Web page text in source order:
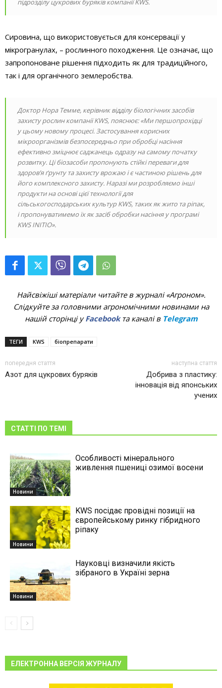
підрозділу цукрових буряків компанії KWS.
Сировина, що використовується для консервації у
мікрогранулах, – рослинного походження. Це означає, що
запропоноване рішення підходить як для традиційного,
так і для органічного землеробства.
Доктор Нора Темме, керівник відділу біологічних засобів
захисту рослин компанії KWS, пояснює: «Ми першопрохідці
у цьому новому процесі. Застосування корисних
мікроорганізмів безпосередньо при обробці насіння
ефективно зміцнює саджанець одразу на самому початку
розвитку. Ці біозасоби пропонують стійкі переваги для
здоров’я ґрунту та захисту врожаю і є частиною рішень для
його комплексного захисту. Наразі ми розробляємо інші
продукти на основі цієї технології для
сільськогосподарських культур KWS, таких як жито та ріпак,
і пропонуватимемо їх як засіб обробки насіння у програмі
KWS INITIO».
Найсвіжіші матеріали читайте в журналі «Агроном».
Слідкуйте за головними агрономічними новинами на
нашій сторінці уFacebookта каналі в Telegram
ТЕГИ KWS біопрепарати
попередня стаття
Азот для цукрових буряків
наступна стаття
Добрива з пластику:
інновація від японських
учених
СТАТТІ ПО ТЕМІ
Новини
Особливості мінерального
живлення пшениці озимої восени
Новини
KWS посідає провідні позиції на
європейському ринку гібридного
ріпаку
Новини
Науковці визначили якість
зібраного в Україні зерна
ЕЛЕКТРОННА ВЕРСІЯ ЖУРНАЛУ